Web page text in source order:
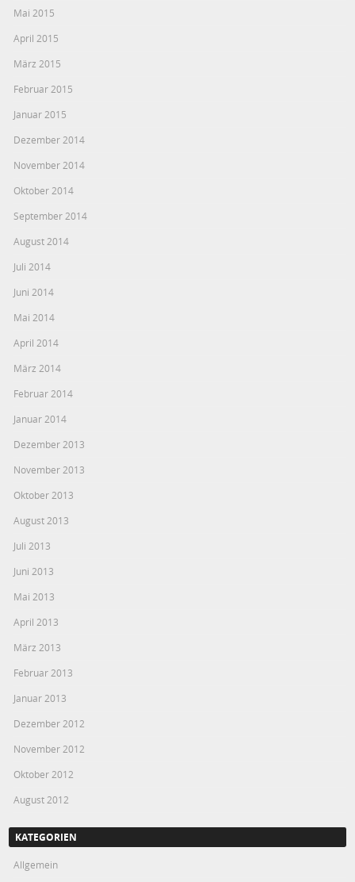
Mai 2015
April 2015
März 2015
Februar 2015
Januar 2015
Dezember 2014
November 2014
Oktober 2014
September 2014
August 2014
Juli 2014
Juni 2014
Mai 2014
April 2014
März 2014
Februar 2014
Januar 2014
Dezember 2013
November 2013
Oktober 2013
August 2013
Juli 2013
Juni 2013
Mai 2013
April 2013
März 2013
Februar 2013
Januar 2013
Dezember 2012
November 2012
Oktober 2012
August 2012
KATEGORIEN
Allgemein